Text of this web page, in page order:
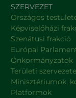
SZERVEZET
Országos
Képviselőházi
Szenátusi frakció
Európai
Önkormányzatok
Területi
Minisztériumok,
Platformok